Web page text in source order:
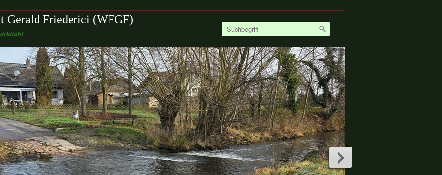
Gerald Friederici (WFGF)